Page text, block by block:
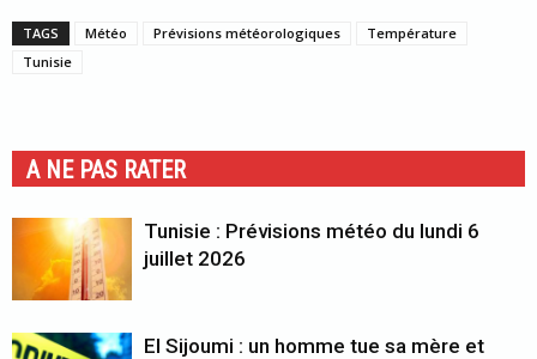
TAGS Météo Prévisions météorologiques
Température
Tunisie
A NE PAS RATER
Tunisie : Prévisions météo du lundi 6
juillet 2026
El Sijoumi : un homme tue sa mère et